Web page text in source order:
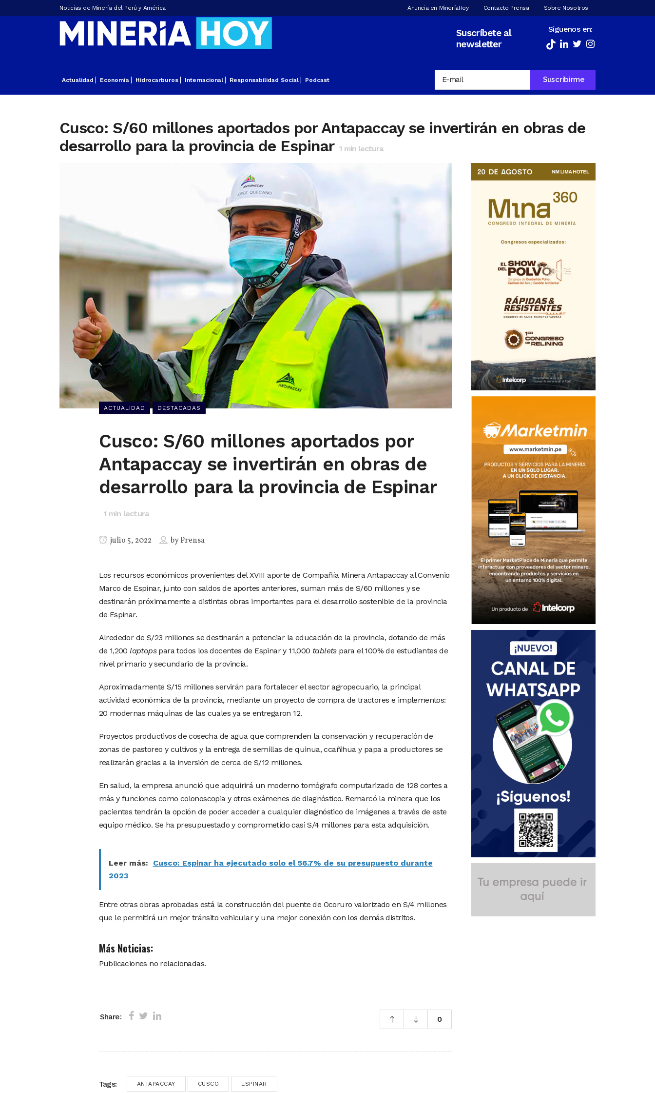
Noticias de Minería del Perú y América Anuncia en MineríaHoy Contacto Prensa Sobre Nosotros
Suscríbete al
newsletter
Síguenos en:
Actualidad Economía Hidrocarburos Internacional Responsabilidad Social Podcast
Cusco: S/60 millones aportados por Antapaccay se invertirán en obras de
desarrollo para la provincia de Espinar 1 min lectura
ACTUALIDAD DESTACADAS
Cusco: S/60 millones aportados por
Antapaccay se invertirán en obras de
desarrollo para la provincia de Espinar
1 min lectura
julio 5, 2022 byPrensa
Los recursos económicos provenientes del XVIII aporte de Compañía Minera Antapaccay al Convenio
Marco de Espinar, junto con saldos de aportes anteriores, suman más de S/60 millones y se
destinarán próximamente a distintas obras importantes para el desarrollo sostenible de la provincia
de Espinar.
Alrededor de S/23 millones se destinarán a potenciar la educación de la provincia, dotando de más
de 1,200 laptopspara todos los docentes de Espinar y 11,000 tablets para el 100% de estudiantes de
nivel primario y secundario de la provincia.
Aproximadamente S/15 millones servirán para fortalecer el sector agropecuario, la principal
actividad económica de la provincia, mediante un proyecto de compra de tractores e implementos:
20 modernas máquinas de las cuales ya se entregaron 12.
Proyectos productivos de cosecha de agua que comprenden la conservación y recuperación de
zonas de pastoreo y cultivos y la entrega de semillas de quinua, ccañihua y papa a productores se
realizarán gracias a la inversión de cerca de S/12 millones.
En salud, la empresa anunció que adquirirá un moderno tomógrafo computarizado de 128 cortes a
más y funciones como colonoscopia y otros exámenes de diagnóstico. Remarcó la minera que los
pacientes tendrán la opción de poder acceder a cualquier diagnóstico de imágenes a través de este
equipo médico. Se ha presupuestado y comprometido casi S/4 millones para esta adquisición.
Leer más:
Cusco: Espinar ha ejecutado solo el 56.7% de su presupuesto durante
2023
Entre otras obras aprobadas está la construcción del puente de Ocoruro valorizado en S/4 millones
que le permitirá un mejor tránsito vehicular y una mejor conexión con los demás distritos.
Más Noticias:
Publicaciones no relacionadas.
Share: 0
Tags: ANTAPACCAY CUSCO ESPINAR